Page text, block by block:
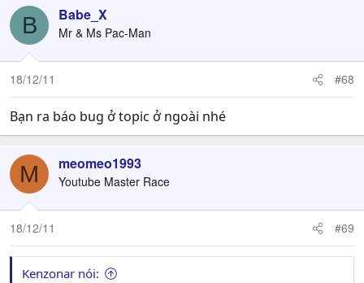
B Babe_X
Mr & Ms Pac-Man
18/12/11 #68
Bạn ra báo bug ở topic ở ngoài nhé
M meomeo1993
Youtube Master Race
18/12/11 #69
Kenzonar nói: